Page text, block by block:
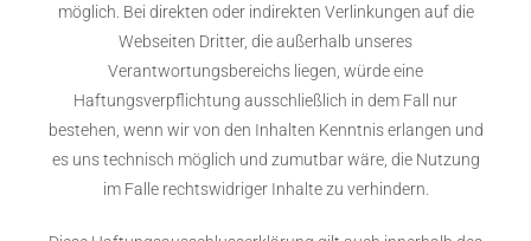
möglich. Bei direkten oder indirekten Verlinkungen auf die
Webseiten Dritter, die außerhalb unseres
Verantwortungsbereichs liegen, würde eine
Haftungsverpflichtung ausschließlich in dem Fall nur
bestehen, wenn wir von den Inhalten Kenntnis erlangen und
es uns technisch möglich und zumutbar wäre, die Nutzung
im Falle rechtswidriger Inhalte zu verhindern.